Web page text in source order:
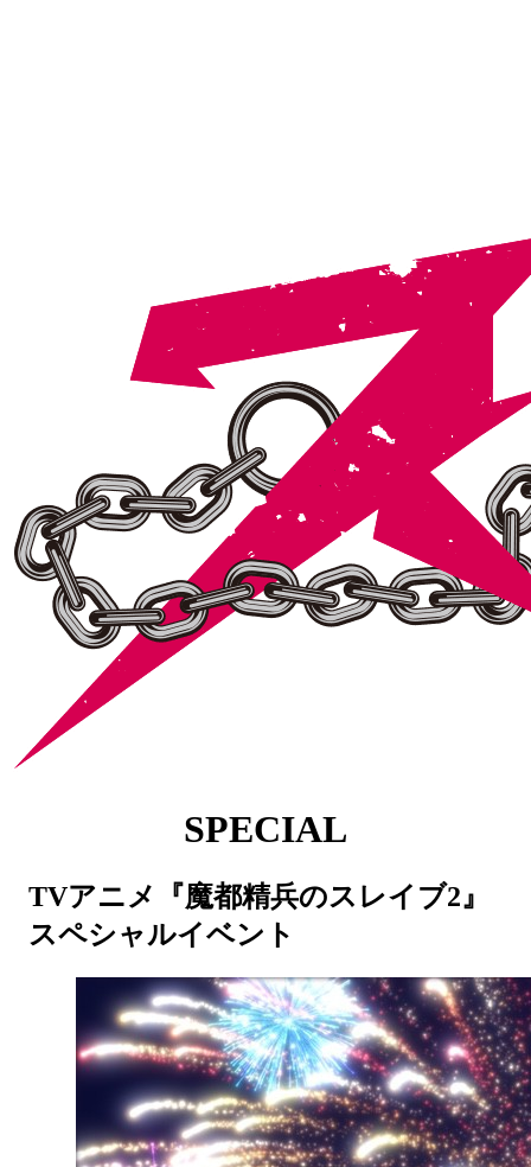
放送情報
STAFF&CAST
スタッフ＆キャスト
CHARACTER
キャラクター
PRODUCT商品情報
@mabotai_kohobu
SPECIAL
TVアニメ『魔都精兵のスレイブ2』
スペシャルイベント